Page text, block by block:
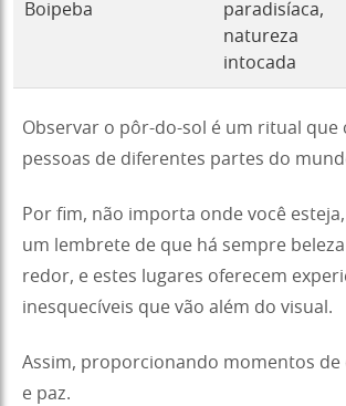
Boipeba
paradisíaca,
natureza
intocada
Observar o pôr-do-sol é um ritual que
pessoas de diferentes partes do
Por fim, não importa onde você
um lembrete de que há sempre
redor, e estes lugares oferecem
inesquecíveis que vão além do visual.
Assim, proporcionando momentos de
e paz.